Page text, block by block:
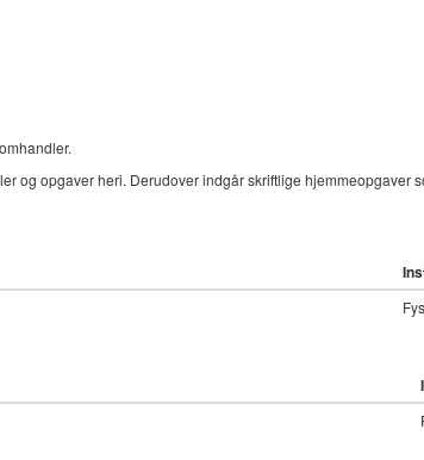
opgaver heri. Derudover indgår skriftlige hjemmeopgaver